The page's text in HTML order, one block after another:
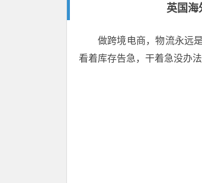
英国海
做跨境电商，物流永远
看着库存告急，干着急没办